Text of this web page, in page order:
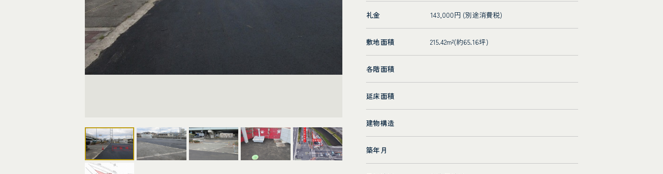
礼金 143,000円 (別途消費税)
敷地面積 215.42m²(約65.16坪)
各階面積
延床面積
建物構造
築年月